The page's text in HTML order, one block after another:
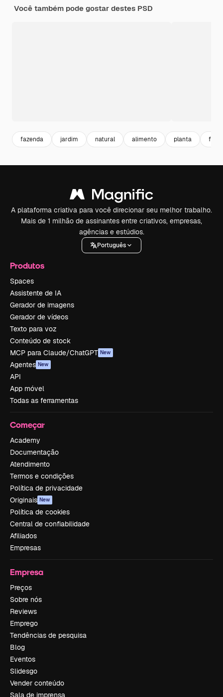
Você também pode gostar destes PSD
fazenda jardim natural alimento planta
A plataforma criativa para você direcionar seu melhor trabalho.
Mais de 1 milhão de assinantes entre criativos, empresas,
agências e estúdios.
Português
Produtos
Spaces
Assistente de IA
Gerador de imagens
Gerador de vídeos
Texto para voz
Conteúdo de stock
MCP para Claude/ChatGPT New
Agentes New
API
App móvel
Todas as ferramentas
Começar
Academy
Documentação
Atendimento
Termos e condições
Política de privacidade
Originais New
Política de cookies
Central de confiabilidade
Afiliados
Empresas
Empresa
Preços
Sobre nós
Reviews
Emprego
Tendências de pesquisa
Blog
Eventos
Slidesgo
Vender conteúdo
Sala de imprensa